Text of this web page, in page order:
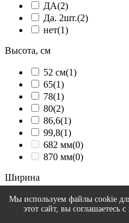
Мы используем файлы cookie
этот сайт, вы соглашаетесь
ДА(2)
Да. 2шт.(2)
нет(1)
Высота, см
52 см(1)
65(1)
78(1)
80(2)
86,6(1)
99,8(1)
682 мм(0)
870 мм(0)
Ширина
92(1)
167,4(2)